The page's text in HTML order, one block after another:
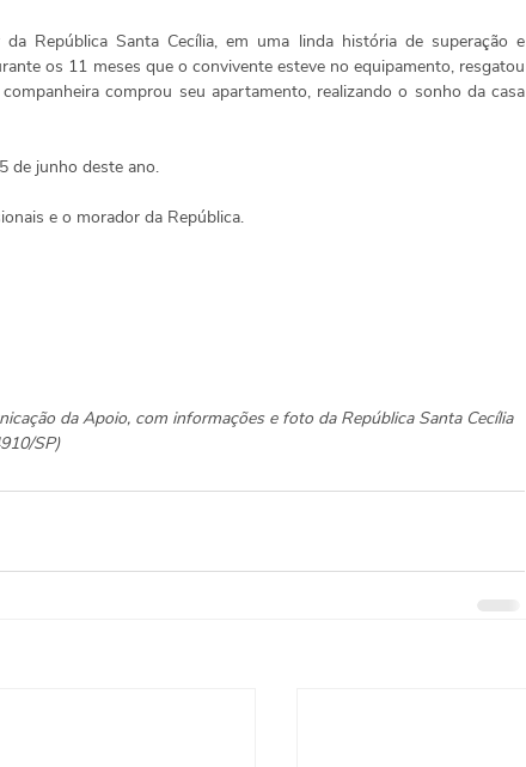
República Santa Cecília, em uma linda história de superação e
os 11 meses que o convivente esteve no equipamento, resgatou
comprou seu apartamento, realizando o sonho da casa
de junho deste ano.
e o morador da República.
da Apoio, com informações e foto da República Santa Cecília
SP)